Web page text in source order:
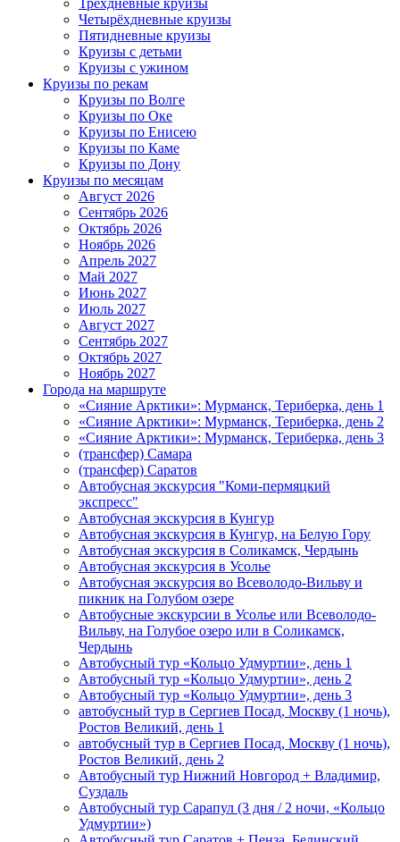
Трёхдневные круизы
Четырёхдневные круизы
Пятидневные круизы
Круизы с детьми
Круизы с ужином
Круизы по рекам
Круизы по Волге
Круизы по Оке
Круизы по Енисею
Круизы по Каме
Круизы по Дону
Круизы по месяцам
Август 2026
Сентябрь 2026
Октябрь 2026
Ноябрь 2026
Апрель 2027
Май 2027
Июнь 2027
Июль 2027
Август 2027
Сентябрь 2027
Октябрь 2027
Ноябрь 2027
Города на маршруте
«Сияние Арктики»: Мурманск, Териберка, день 1
«Сияние Арктики»: Мурманск, Териберка, день 2
«Сияние Арктики»: Мурманск, Териберка, день 3
(трансфер) Самара
(трансфер) Саратов
Автобусная экскурсия "Коми-пермяцкий
экспресс"
Автобусная экскурсия в Кунгур
Автобусная экскурсия в Кунгур, на Белую Гору
Автобусная экскурсия в Соликамск, Чердынь
Автобусная экскурсия в Усолье
Автобусная экскурсия во Всеволодо-Вильву и
пикник на Голубом озере
Автобусные экскурсии в Усолье или Всеволодо-
Вильву, на Голубое озеро или в Соликамск,
Чердынь
Автобусный тур «Кольцо Удмуртии», день 1
Автобусный тур «Кольцо Удмуртии», день 2
Автобусный тур «Кольцо Удмуртии», день 3
автобусный тур в Сергиев Посад, Москву (1 ночь),
Ростов Великий, день 1
автобусный тур в Сергиев Посад, Москву (1 ночь),
Ростов Великий, день 2
Автобусный тур Нижний Новгород + Владимир,
Суздаль
Автобусный тур Сарапул (3 дня / 2 ночи, «Кольцо
Удмуртии»)